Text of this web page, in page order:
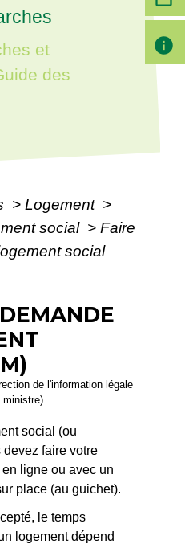
et
des
> Logement >
social > Faire
social
de l'information légale
ministre)
social (ou
devez faire votre
ligne ou avec un
place (au guichet).
le temps
logement dépend
info